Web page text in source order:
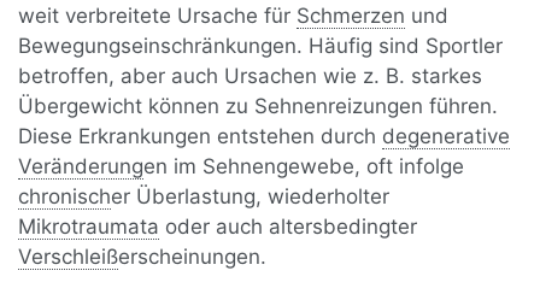
weit verbreitete Ursache für Schmerzen und
Bewegungseinschränkungen. Häufig sind Sportler
betroffen, aber auch Ursachen wie z. B. starkes
Übergewicht können zu Sehnenreizungen führen.
Diese Erkrankungen entstehen durch degenerative
Veränderungen im Sehnengewebe, oft infolge
chronischer Überlastung, wiederholter
Mikrotraumata oder auch altersbedingter
Verschleißerscheinungen.